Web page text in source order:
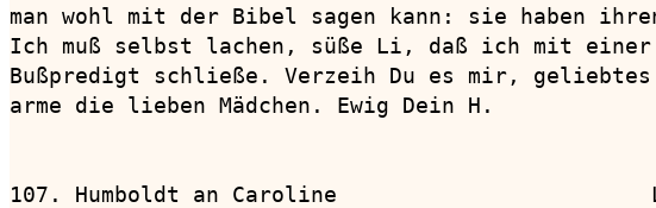
man wohl mit der Bibel sagen kann: sie haben
Ich muß selbst lachen, süße Li, daß ich mit einer
Bußpredigt schließe. Verzeih Du es mir, geliebtes
arme die lieben Mädchen. Ewig Dein H.
107. Humboldt an Caroline